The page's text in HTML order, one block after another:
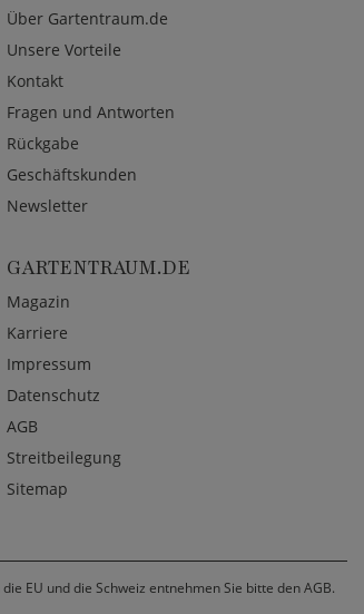
Über Gartentraum.de
Unsere Vorteile
Kontakt
Fragen und Antworten
Rückgabe
Geschäftskunden
Newsletter
GARTENTRAUM.DE
Magazin
Karriere
Impressum
Datenschutz
AGB
Streitbeilegung
Sitemap
EU und die Schweiz entnehmen Sie bitte den AGB.